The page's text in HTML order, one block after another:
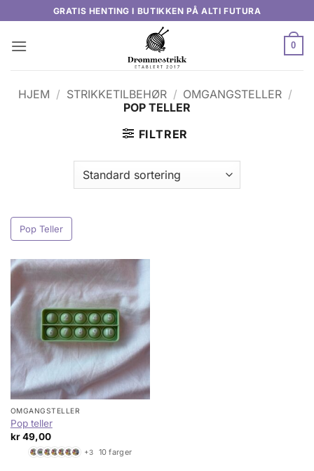
content
GRATIS HENTING I BUTIKKEN PÅ ALTI FUTURA
0
HJEM / STRIKKETILBEHØR / OMGANGSTELLER /
POP TELLER
FILTRER
Pop Teller
OMGANGSTELLER
Pop teller
kr49,00
+3 10 farger